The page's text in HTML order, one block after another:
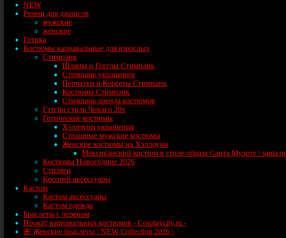
NEW
Ремни для джинсов
мужские
женские
Готика
Костюмы карнавальные для взрослых
Стимпанк
Шляпы и Гогглы Стимпанк
Стимпанк украшения
Перчатки и Корсеты Стимпанк
Костюмы Стимпанк
Стимпанк аренда костюмов
Гэтсби стиль Чикаго 20х
Готические костюмы
Хэллоуин украшения
Страшные мужские костюмы
Женские костюмы на Хэллоуин
Мексиканский костюм в стиле образа Санта Муэрте \ santa
Костюмы Новогодние 2026
Стиляги
Косплей аксессуары
Кастом
Кастом аксессуары
Кастом одежда
Браслеты с черепом
Прокат карнавальных костюмов - Cosplaycity.ru -
🌺 Женские браслеты \ NEW Collection 2026 \